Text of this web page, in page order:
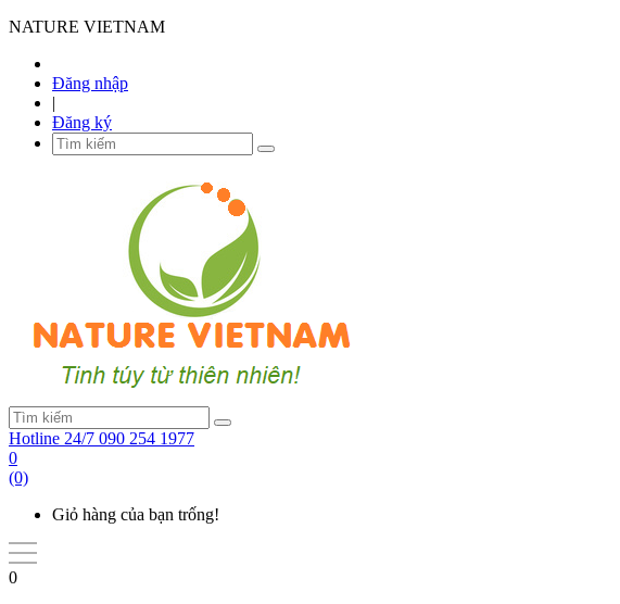
NATURE VIETNAM
Đăng nhập
|
Đăng ký
Hotline 24/7 090 254 1977
0
(0)
Giỏ hàng của bạn trống!
0